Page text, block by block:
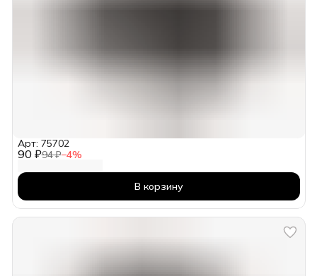
90 ₽94 ₽−4%
Арт: 75702
В корзину